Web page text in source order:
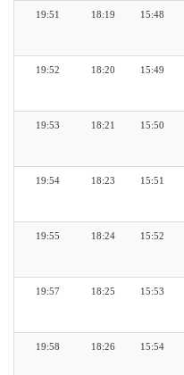
15:48
18:19
19:51
15:49
18:20
19:52
15:50
18:21
19:53
15:51
18:23
19:54
15:52
18:24
19:55
15:53
18:25
19:57
15:54
18:26
19:58